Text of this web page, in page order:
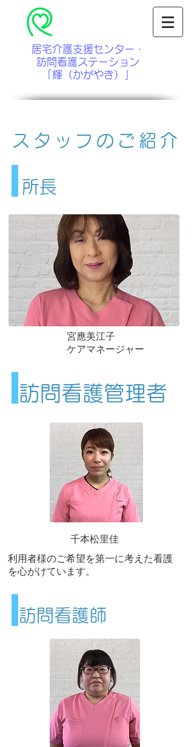
居宅介護支援センター・
訪問看護ステーション
「輝（かがやき）」
スタッフのご紹介
所長
宮應美江子
​ケアマネージャー
​訪問看護管理者
千本松里佳
利用者様のご希望を第一に考えた看護
を心がけています。
訪問看護師